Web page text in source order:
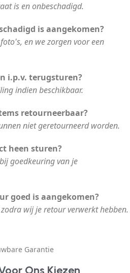
is en onbeschadigd.
is aangekomen?
en we zorgen voor een
i.p.v. terugsturen?
indien beschikbaar.
retourneerbaar?
niet geretourneerd worden.
heen sturen?
goedkeuring van je
goed is aangekomen?
wij je retour verwerkt hebben.
Garantie